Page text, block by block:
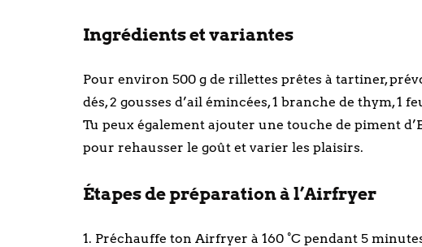
Ingrédients et variantes
Pour environ 500 g de rillettes prêtes à tartiner,
dés, 2 gousses d’ail émincées, 1 branche de thym, 1
Tu peux également ajouter une touche de piment
pour rehausser le goût et varier les plaisirs.
Étapes de préparation à l’Airfryer
1. Préchauffe ton Airfryer à 160 °C pendant 5